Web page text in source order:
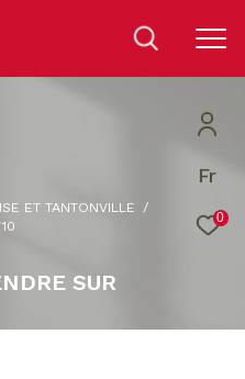
Fr
0
ET TANTONVILLE
SUR